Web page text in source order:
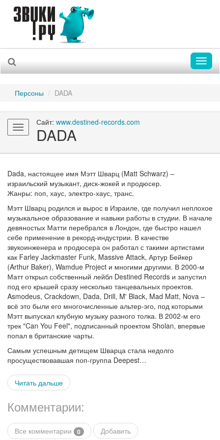
Персоны DADA
Toggle
navigation
Сайт: www.destined-records.com
DADA
Dada, настоящее имя Мэтт Шварц (Matt Schwarz) –
израильский музыкант, диск-жокей и продюсер.
Жанры: поп, хаус, электро-хаус, транс.
Мэтт Шварц родился и вырос в Израиле, где получил неплохое
музыкальное образование и навыки работы в студии. В начале
девяностых Матти перебрался в Лондон, где быстро нашел
себе применение в рекорд-индустрии. В качестве
звукоинженера и продюсера он работал с такими артистами
как Farley Jackmaster Funk, Massive Attack, Артур Бейкер
(Arthur Baker), Wamdue Project и многими другими. В 2000-м
Матт открыл собственный лейбл Destined Records и запустил
под его крышей сразу несколько танцевальных проектов.
Asmodeus, Crackdown, Dada, Drill, M' Black, Mad Matt, Nova –
всё это были его многочисленные альтер-эго, под которыми
Мэтт выпускал клубную музыку разного толка. В 2002-м его
трек "Can You Feel", подписанный проектом Sholan, впервые
попал в британские чарты.
Самым успешным детищем Шварца стала недолго
просуществовавшая поп-группа Deepest…
Читать дальше
Комментарии:
Все комментарии 0 Добавить